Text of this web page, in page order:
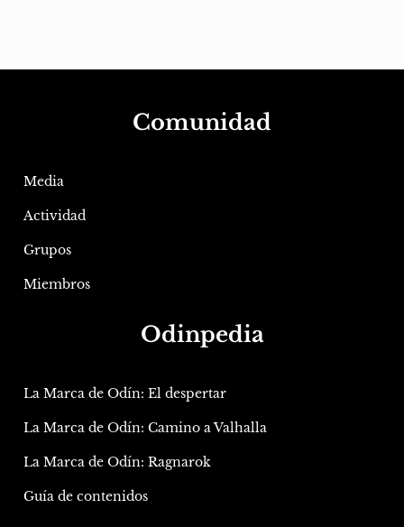
Comunidad
Media
Actividad
Grupos
Miembros
Odinpedia
La Marca de Odín: El despertar
La Marca de Odín: Camino a Valhalla
La Marca de Odín: Ragnarok
Guía de contenidos